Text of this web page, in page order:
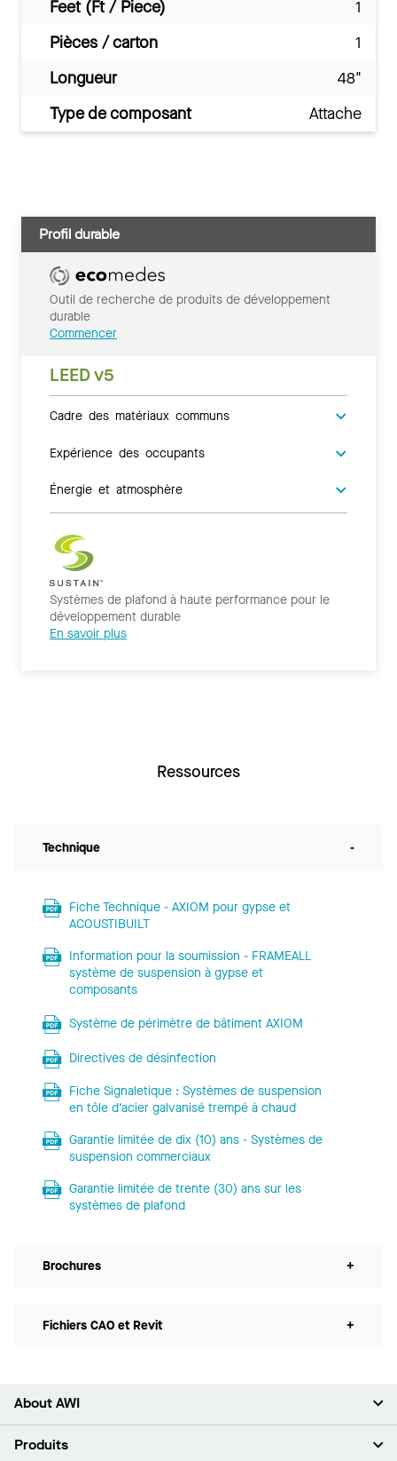
Feet (Ft / Piece)
1
Pièces / carton
1
Longueur
48"
Type de composant
Attache
Profil durable
Outil de recherche de produits de développement
durable
Commencer
LEED v5
Cadre des matériaux communs
Expérience des occupants
Énergie et atmosphère
Systèmes de plafond à haute performance pour le
développement durable
En savoir plus
Ressources
Technique -
Fiche Technique - AXIOM pour gypse et
ACOUSTIBUILT
Information pour la soumission - FRAMEALL
système de suspension à gypse et
composants
Système de périmètre de bâtiment AXIOM
Directives de désinfection
Fiche Signaletique : Systèmes de suspension
en tôle d’acier galvanisé trempé à chaud
Garantie limitée de dix (10) ans - Systèmes de
suspension commerciaux
Garantie limitée de trente (30) ans sur les
systèmes de plafond
Brochures +
Fichiers CAO et Revit +
About AWI
À propos de nous
Produits